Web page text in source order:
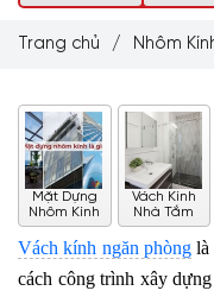
Trang chủ / Nhôm
Mặt Dựng
Nhôm Kính
Vách Kính
Nhà Tắm
Vách kính ngăn phònglà
cách công trình xây